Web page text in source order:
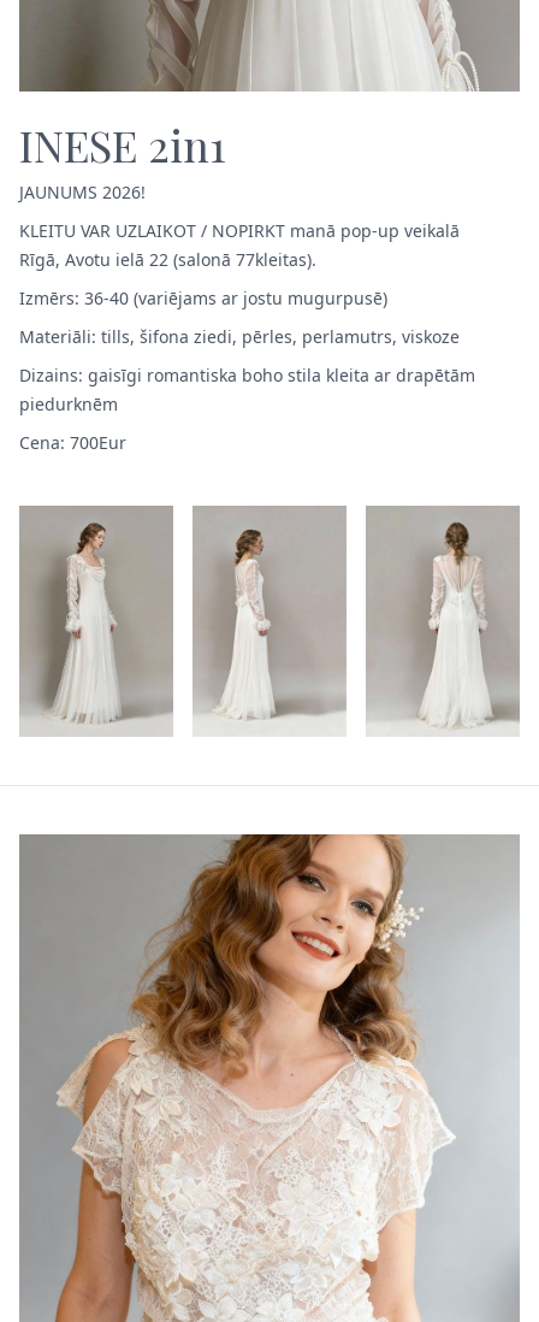
INESE 2in1
JAUNUMS 2026!
KLEITU VAR UZLAIKOT / NOPIRKT manā pop-up veikalā
Rīgā, Avotu ielā 22 (salonā 77kleitas).
Izmērs: 36-40 (variējams ar jostu mugurpusē)
Materiāli: tills, šifona ziedi, pērles, perlamutrs, viskoze
Dizains: gaisīgi romantiska boho stila kleita ar drapētām
piedurknēm
Cena: 700Eur